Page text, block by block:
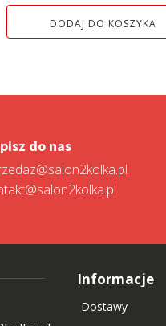
wynosiła:
wynosi:
6
DODAJ DO KOSZYKA
do nas
Informacje
Dostawy